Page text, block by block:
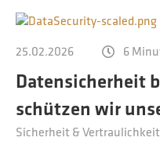
25.02.2026 6
Datensicherheit
schützen wir
Sicherheit & Vertraulichkeit